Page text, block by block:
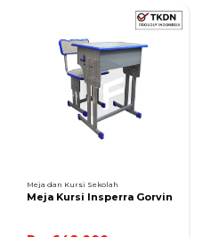
Meja dan Kursi Sekolah
Meja Kursi Insperra Gorvin